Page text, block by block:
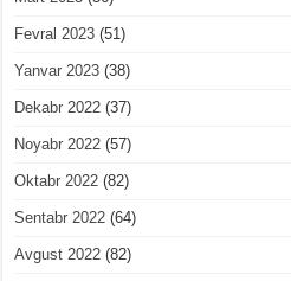
Fevral 2023 (51)
Yanvar 2023 (38)
Dekabr 2022 (37)
Noyabr 2022 (57)
Oktabr 2022 (82)
Sentabr 2022 (64)
Avgust 2022 (82)